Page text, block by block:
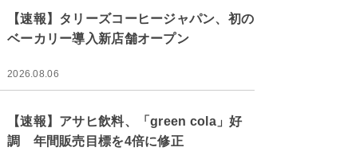
【速報】タリーズコーヒージャパン、初の
ベーカリー導入新店舗オープン
2026.08.06
【速報】アサヒ飲料、「green cola」好
調 年間販売目標を4倍に修正